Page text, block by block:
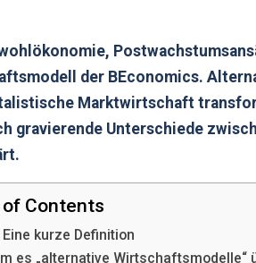
der BEconomics.
Marktwirtschaft
gravierende Unterschiede
of Contents
kurze Definition
es „alternative Wirtschaftsmodelle“